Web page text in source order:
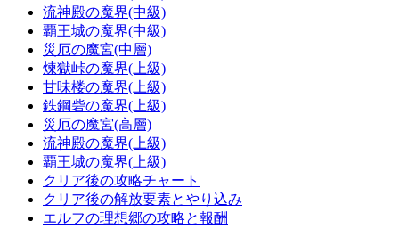
流神殿の魔界(中級)
覇王城の魔界(中級)
災厄の魔宮(中層)
煉獄峠の魔界(上級)
甘味楼の魔界(上級)
鉄鋼砦の魔界(上級)
災厄の魔宮(高層)
流神殿の魔界(上級)
覇王城の魔界(上級)
クリア後の攻略チャート
クリア後の解放要素とやり込み
エルフの理想郷の攻略と報酬